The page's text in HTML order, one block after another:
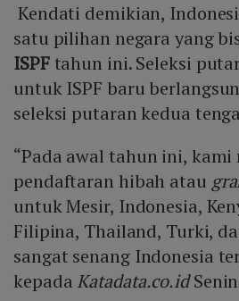
Kendati demikian,
satu pilihan negara yang
ISPFtahun ini. Seleksi
untuk ISPF baru
seleksi putaran kedua
“Pada awal tahun ini, kami
pendaftaran hibah atau
untuk Mesir, Indonesia,
Filipina, Thailand, Turki,
sangat senang Indonesia
kepada Katadata.co.id